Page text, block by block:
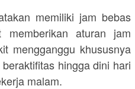
memiliki jam bebas
memberikan aturan jam
mengganggu khususnya
hingga dini hari
malam.